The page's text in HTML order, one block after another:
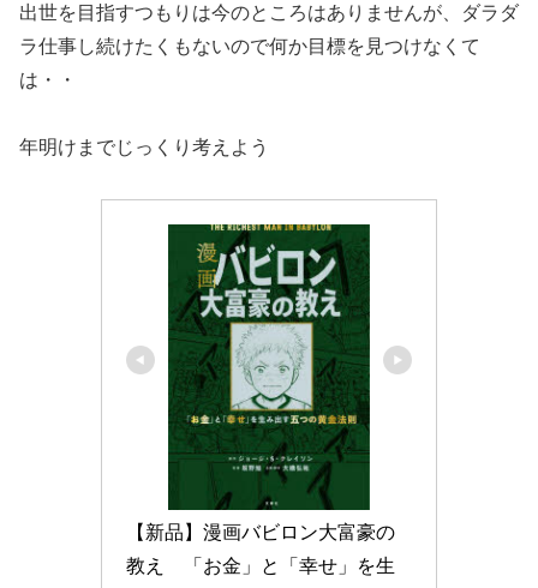
出世を目指すつもりは今のところはありませんが、ダラダ
ラ仕事し続けたくもないので何か目標を見つけなくて
は・・
年明けまでじっくり考えよう
【新品】漫画バビロン大富豪の
教え　「お金」と「幸せ」を生